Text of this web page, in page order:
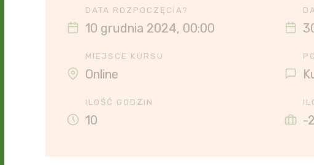
DATA ROZPOCZĘCIA?
10 grudnia 2024, 00:00
MIEJSCE KURSU
Online
ILOŚĆ GODZIN
10 -